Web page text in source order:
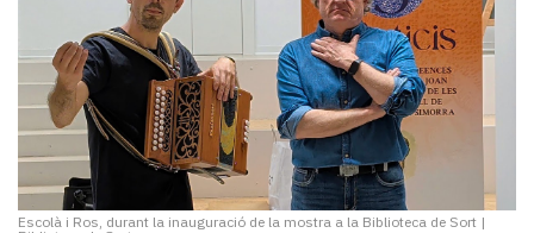
Escolà i Ros, durant la inauguració de la mostra a la Biblioteca de Sort |